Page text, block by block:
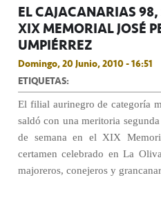
EL CAJACANARIAS
XIX MEMORIAL JOSÉ
UMPIÉRREZ
Domingo, 20 Junio, 2010 - 16:51
ETIQUETAS:
El filial aurinegro de categoría
saldó con una meritoria
de semana en el XIX
certamen celebrado en La
majoreros, conejeros y